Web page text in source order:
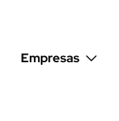
Empresas